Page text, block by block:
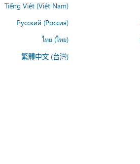
Tiếng Việt (Việt Nam)
Русский (Россия)
ไทย (ไทย)
繁體中文 (台灣)